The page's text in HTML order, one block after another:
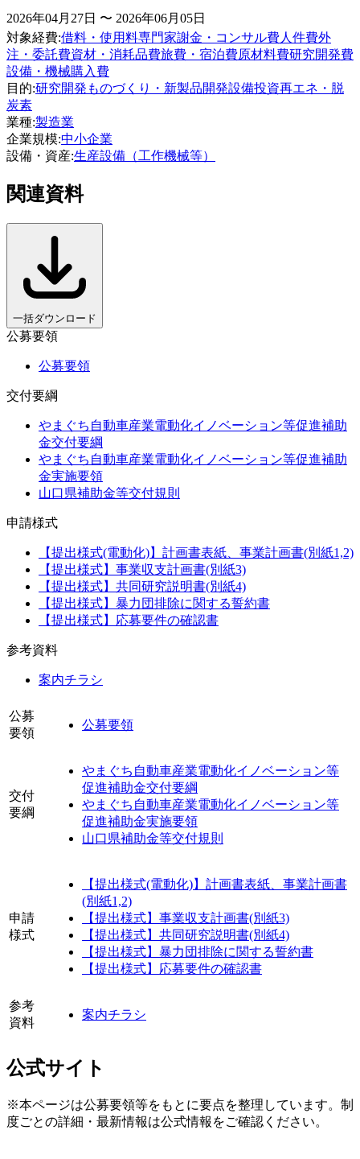
2026年04月27日 〜 2026年06月05日
対象経費:借料・使用料専門家謝金・コンサル費人件費外
注・委託費資材・消耗品費旅費・宿泊費原材料費研究開発費
設備・機械購入費
目的:研究開発 ものづくり・新製品開発設備投資再エネ・脱
炭素
業種:製造業
企業規模:中小企業
設備・資産:生産設備（工作機械等）
関連資料
一括ダウンロード
公募要領
公募要領
交付要綱
やまぐち自動車産業電動化イノベーション等促進補助
金交付要綱
やまぐち自動車産業電動化イノベーション等促進補助
金実施要領
山口県補助金等交付規則
申請様式
【提出様式(電動化)】計画書表紙、事業計画書(別紙1,2)
【提出様式】事業収支計画書(別紙3)
【提出様式】共同研究説明書(別紙4)
【提出様式】暴力団排除に関する誓約書
【提出様式】応募要件の確認書
参考資料
案内チラシ
公募
要領
公募要領
交付
要綱
やまぐち自動車産業電動化イノベーション等
促進補助金交付要綱
やまぐち自動車産業電動化イノベーション等
促進補助金実施要領
山口県補助金等交付規則
申請
様式
【提出様式(電動化)】計画書表紙、事業計画書
(別紙1,2)
【提出様式】事業収支計画書(別紙3)
【提出様式】共同研究説明書(別紙4)
【提出様式】暴力団排除に関する誓約書
【提出様式】応募要件の確認書
参考
資料
案内チラシ
公式サイト
※本ページは公募要領等をもとに要点を整理しています。制
度ごとの詳細・最新情報は公式情報をご確認ください。